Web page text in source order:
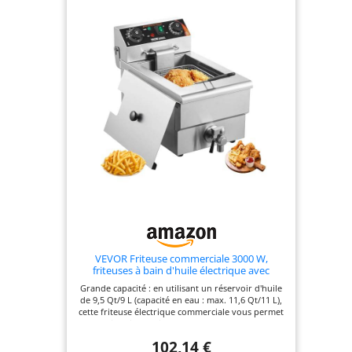
charcuteries, les
petites
sandwicheries, les
stands de
concession et
l'usage
domestique. Sa
taille compacte
vous permet de la
ranger dans
VEVOR Friteuse commerciale 3000 W,
friteuses à bain d'huile électrique avec
panier, en acier inox, 9 L, avec contrôle du
temps et de la température, protection
contre la surchauffe, pour restaurant
Grande capacité : en utilisant un réservoir d'huile
de 9,5 Qt/9 L (capacité en eau : max. 11,6 Qt/11 L),
cette friteuse électrique commerciale vous permet
épiceries fines, aux stands de concession, aux
102,14 €